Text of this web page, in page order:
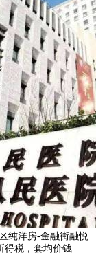
纯洋房-金融街融悦
得税，套均价钱